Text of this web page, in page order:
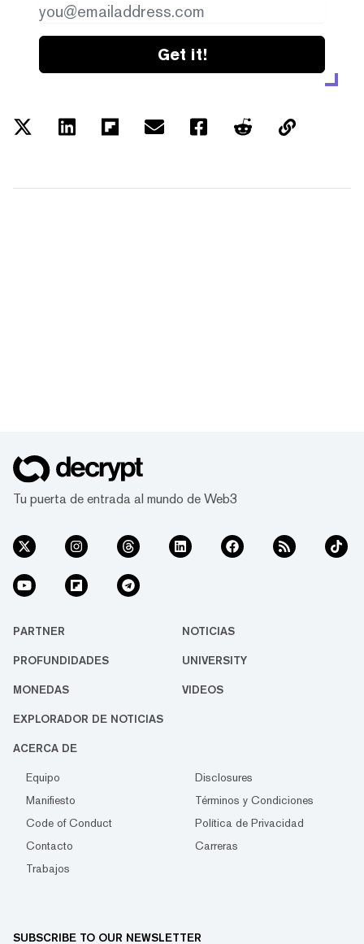
Get it!
Tu puerta de entrada al mundo de Web3
PARTNER NOTICIAS
PROFUNDIDADES UNIVERSITY
MONEDAS VIDEOS
EXPLORADOR DE NOTICIAS
ACERCA DE
Equipo
Disclosures
Manifiesto
Términos y Condiciones
Code of Conduct
Política de Privacidad
Contacto
Carreras
Trabajos
SUBSCRIBE TO OUR NEWSLETTER